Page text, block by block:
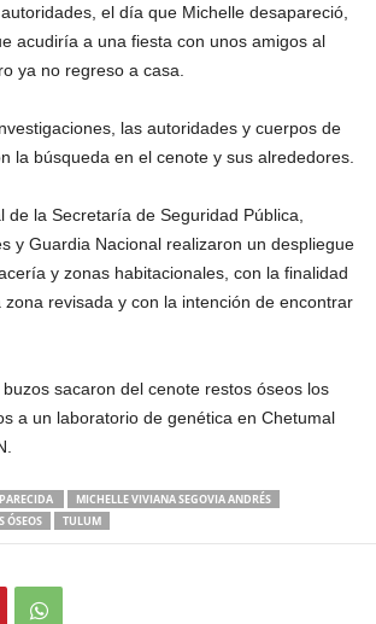
el día que Michelle desapareció,
acudiría a una fiesta con unos amigos al
ya no regreso a casa.
las autoridades y cuerpos de
la búsqueda en el cenote y sus alrededores.
de la Secretaría de Seguridad Pública,
y Guardia Nacional realizaron un despliegue
y zonas habitacionales, con la finalidad
revisada y con la intención de encontrar
sacaron del cenote restos óseos los
a un laboratorio de genética en Chetumal
MICHELLE VIVIANA SEGOVIA ANDRÉS
ÓSEOS TULUM